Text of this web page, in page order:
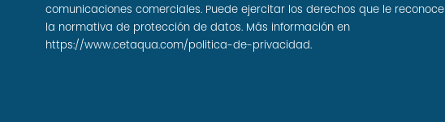
comunicaciones comerciales. Puede ejercitar los derechos que le reconoce
la normativa de protección de datos. Más información en
https://www.cetaqua.com/politica-de-privacidad.